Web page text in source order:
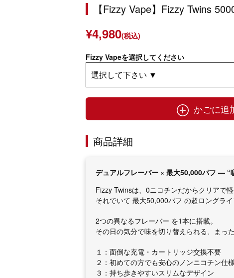
【Fizzy Vape】Fizzy Twins
¥4,980(税込)
Fizzy Vapeを選択してください
かごに追
商品詳細
デュアルフレーバー × 最大50,000パフ — “
Fizzy Twinsは、0ニコチンだからクリアで軽
それでいて 最大50,000パフ の超ロングラ
2つの異なるフレーバー を1本に搭載。
その日の気分で味を切り替えられる、まっ
１：面倒な充電・カートリッジ交換不要
２：初めての方でも安心のノンニコチン仕様
３：持ち歩きやすいスリムなデザイン